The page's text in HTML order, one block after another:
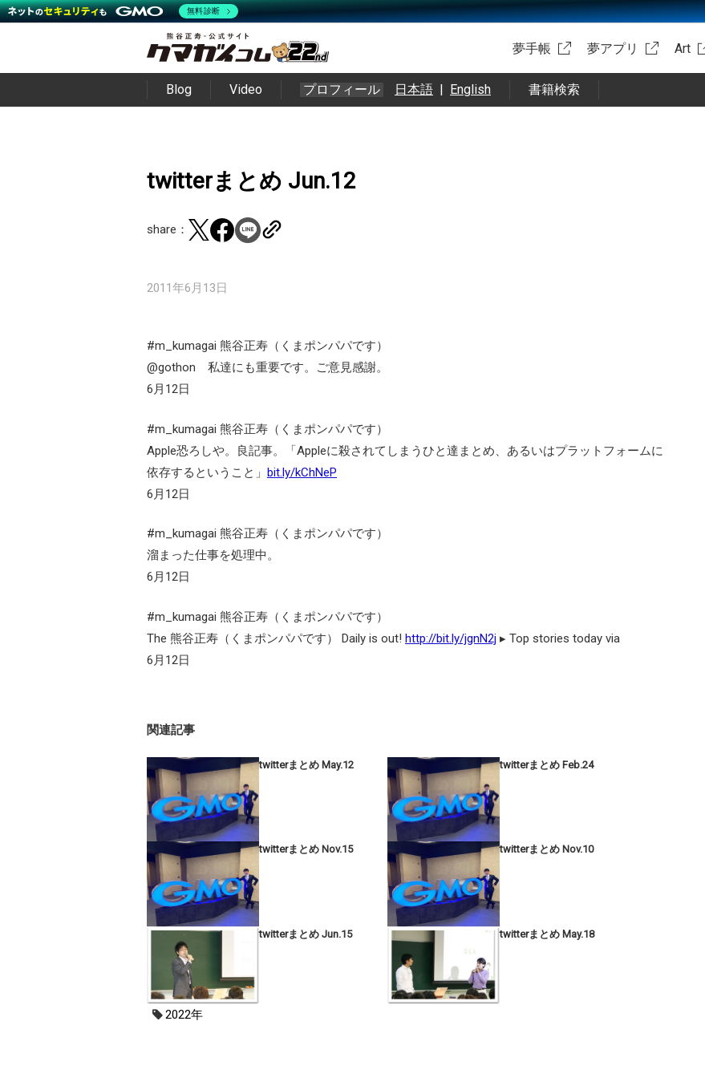
夢手帳 夢アプリ Art
Blog Video プロフィール 日本語 | English 書籍検索
twitterまとめ Jun.12
share：
2011年6月13日
#m_kumagai 熊谷正寿（くまポンパパです）
@gothon 私達にも重要です。ご意見感謝。
6月12日
#m_kumagai 熊谷正寿（くまポンパパです）
Apple恐ろしや。良記事。「Appleに殺されてしまうひと達まとめ、あるいはプラットフォームに
依存するということ」 bit.ly/kChNeP
6月12日
#m_kumagai 熊谷正寿（くまポンパパです）
溜まった仕事を処理中。
6月12日
#m_kumagai 熊谷正寿（くまポンパパです）
The 熊谷正寿（くまポンパパです） Daily is out! http://bit.ly/jgnN2j ▸ Top stories today via
6月12日
関連記事
twitterまとめ May.12 twitterまとめ Feb.24
twitterまとめ Nov.15 twitterまとめ Nov.10
twitterまとめ Jun.15 twitterまとめ May.18
2022年
無料診断